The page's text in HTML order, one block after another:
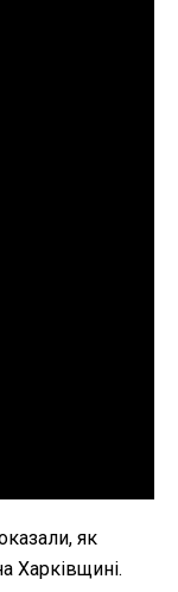
як
Харківщині.